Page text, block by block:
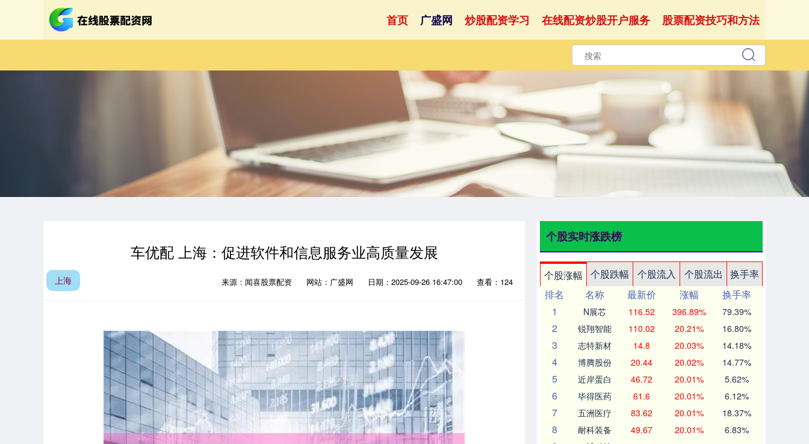
首页 广盛网 炒股配资学习 在线配资炒股开户服务 股票配资技巧和方法
车优配 上海：促进软件和信息服务业高质量发展
上海 来源：闻喜股票配资 网站：广盛网 日期：2025-09-26 16:47:00 查看：124
个股实时涨跌榜
个股涨幅 个股跌幅 个股流入 个股流出
换手率
排名
名称 最新价 涨幅
换手率
1
N展芯 116.52 396.89% 79.39%
2 锐翔智能 110.02 20.21% 16.80%
3 志特新材 14.8 20.03% 14.18%
4 博腾股份 20.44 20.02% 14.77%
5 近岸蛋白 46.72 20.01% 5.62%
6 毕得医药 61.6 20.01% 6.12%
7 五洲医疗 83.62 20.01% 18.37%
8 耐科装备 49.67 20.01% 6.83%